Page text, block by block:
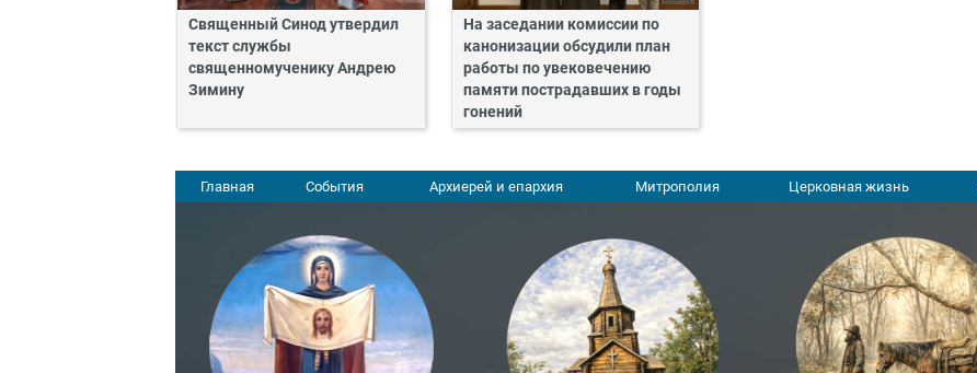
Священный Синод утвердил
текст службы
священномученику Андрею
Зимину
На заседании комиссии по
канонизации обсудили план
работы по увековечению
памяти пострадавших в годы
гонений
Главная События Архиерей и епархия Митрополия Церковная жизнь